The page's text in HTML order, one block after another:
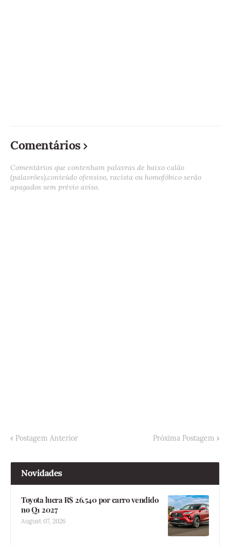
Comentários
Comentários que contenham palavras de baixo calão
(palavrões),conteúdo ofensivo, racista ou homofóbico serão
apagados sem prévio aviso.
Postagem Anterior Próxima Postagem
Novidades
Toyota lucra R$ 26.540 por carro vendido
no Q1 2027
August 07, 2026